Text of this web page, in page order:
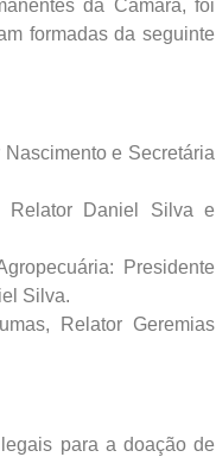
da Câmara, foi
formadas da seguinte
e Secretária
Relator Daniel Silva e
Presidente
Silva.
Relator Geremias
para a doação de